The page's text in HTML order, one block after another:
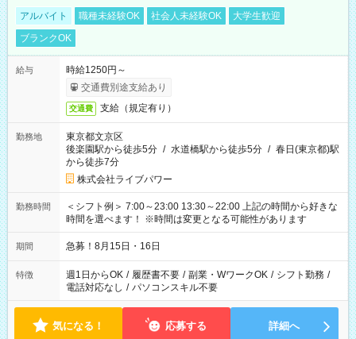
アルバイト 職種未経験OK 社会人未経験OK
大学生歓迎
ブランクOK
給与
時給1250円～
交通費別途支給あり
交通費 支給（規定有り）
勤務地
東京都文京区
後楽園駅から徒歩5分 / 水道橋駅から徒歩5分 / 春日(東京都)駅
から徒歩7分
株式会社ライブパワー
勤務時間
＜シフト例＞ 7:00～23:00 13:30～22:00 上記の時間から好きな
時間を選べます！ ※時間は変更となる可能性があります
期間 急募！8月15日・16日
特徴 週1日からOK / 履歴書不要 / 副業・WワークOK / シフト勤務 /
電話対応なし / パソコンスキル不要
気になる！ 応募する 詳細へ